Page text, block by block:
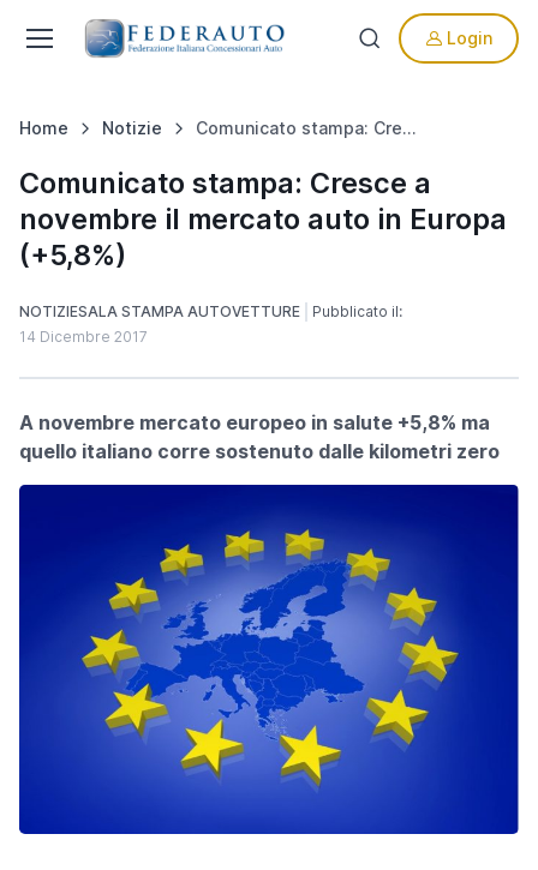
Login
Home Notizie Comunicato stampa: Cresce a novembre il mercato auto in Europa (+5,8%)
Comunicato stampa: Cresce a
novembre il mercato auto in Europa
(+5,8%)
NOTIZIESALA STAMPA AUTOVETTURE
Pubblicato il:
14 Dicembre 2017
A novembre mercato europeo in salute +5,8% ma
quello italiano corre sostenuto dalle kilometri zero